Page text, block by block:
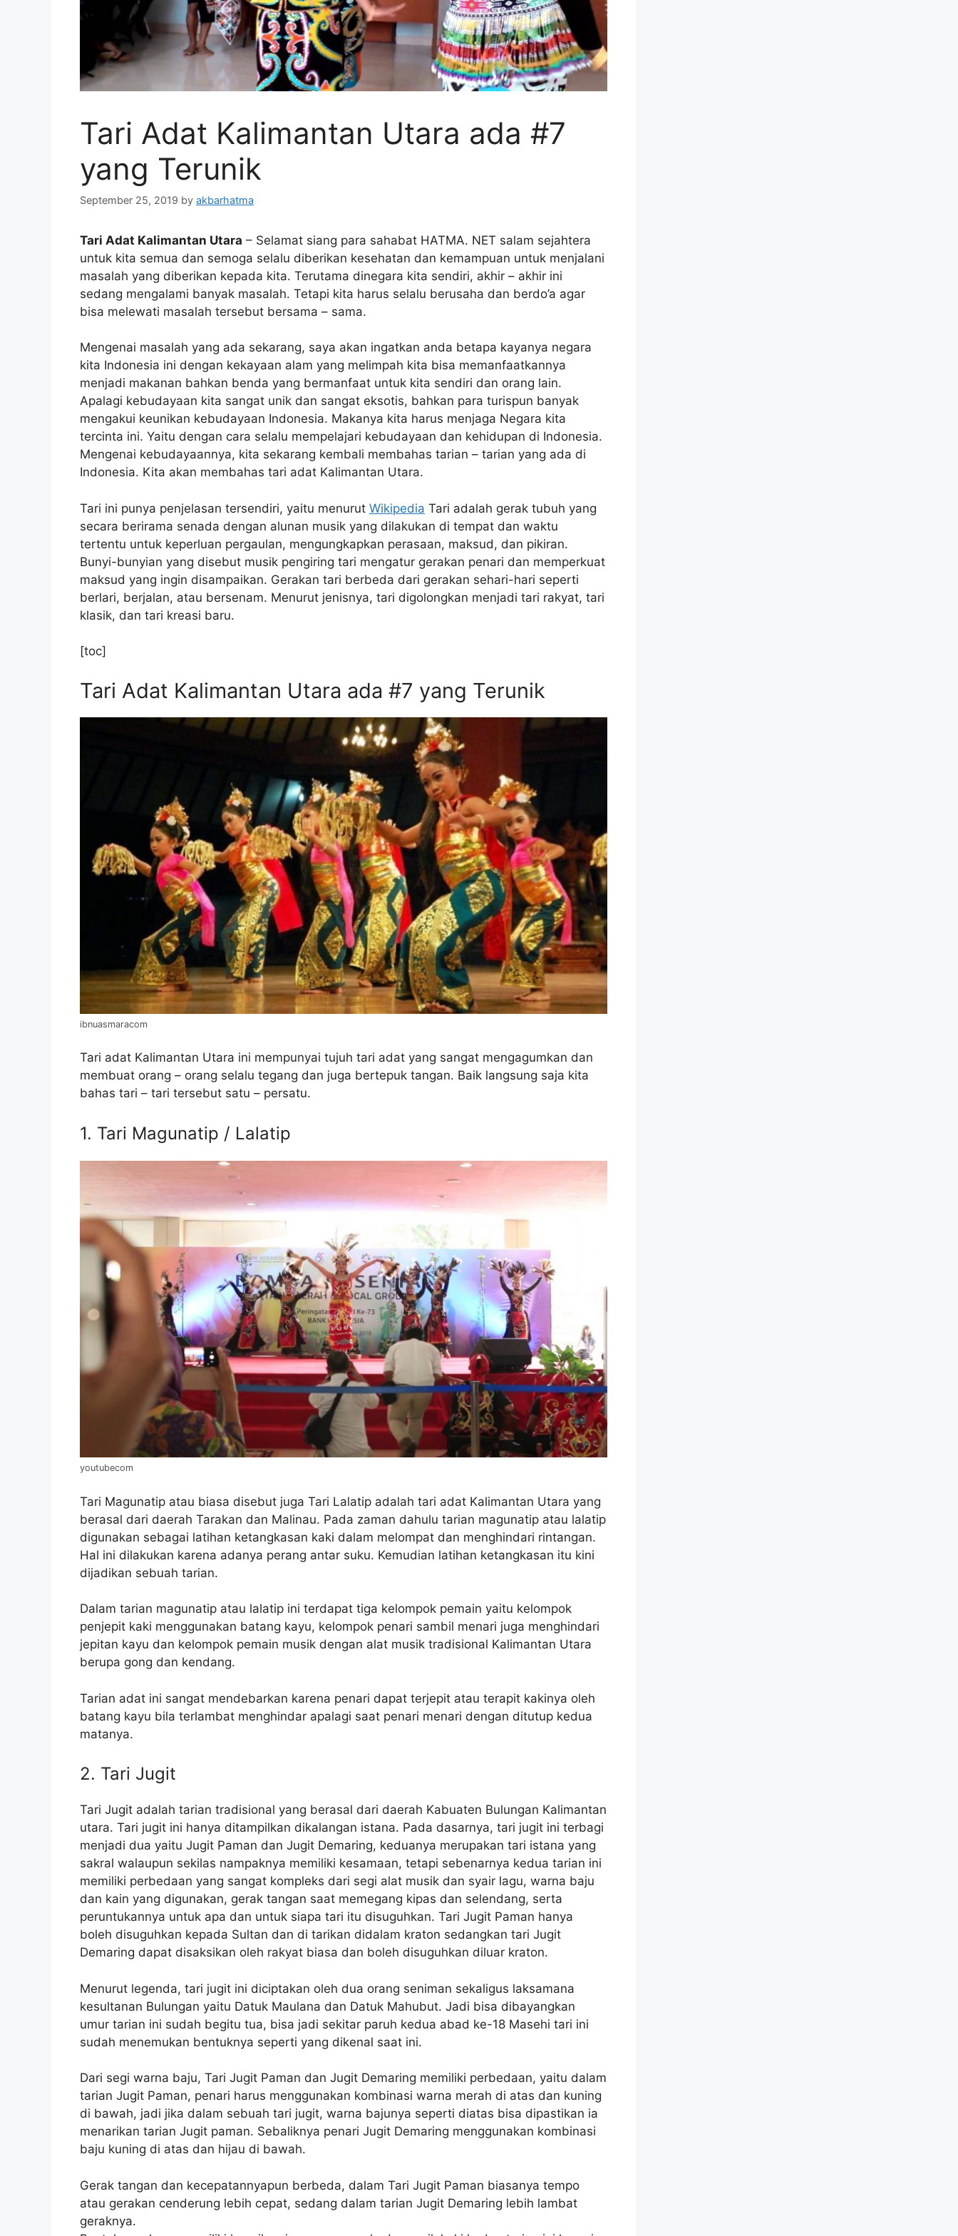
Tari Adat Kalimantan Utara ada #7
yang Terunik
September 25, 2019 by akbarhatma
Tari Adat Kalimantan Utara – Selamat siang para sahabat HATMA. NET salam sejahtera
untuk kita semua dan semoga selalu diberikan kesehatan dan kemampuan untuk menjalani
masalah yang diberikan kepada kita. Terutama dinegara kita sendiri, akhir – akhir ini
sedang mengalami banyak masalah. Tetapi kita harus selalu berusaha dan berdo’a agar
bisa melewati masalah tersebut bersama – sama.
Mengenai masalah yang ada sekarang, saya akan ingatkan anda betapa kayanya negara
kita Indonesia ini dengan kekayaan alam yang melimpah kita bisa memanfaatkannya
menjadi makanan bahkan benda yang bermanfaat untuk kita sendiri dan orang lain.
Apalagi kebudayaan kita sangat unik dan sangat eksotis, bahkan para turispun banyak
mengakui keunikan kebudayaan Indonesia. Makanya kita harus menjaga Negara kita
tercinta ini. Yaitu dengan cara selalu mempelajari kebudayaan dan kehidupan di Indonesia.
Mengenai kebudayaannya, kita sekarang kembali membahas tarian – tarian yang ada di
Indonesia. Kita akan membahas tari adat Kalimantan Utara.
Tari ini punya penjelasan tersendiri, yaitu menurut Wikipedia Tari adalah gerak tubuh yang
secara berirama senada dengan alunan musik yang dilakukan di tempat dan waktu
tertentu untuk keperluan pergaulan, mengungkapkan perasaan, maksud, dan pikiran.
Bunyi-bunyian yang disebut musik pengiring tari mengatur gerakan penari dan memperkuat
maksud yang ingin disampaikan. Gerakan tari berbeda dari gerakan sehari-hari seperti
berlari, berjalan, atau bersenam. Menurut jenisnya, tari digolongkan menjadi tari rakyat, tari
klasik, dan tari kreasi baru.
[toc]
Tari Adat Kalimantan Utara ada #7 yang Terunik
ibnuasmaracom
Tari adat Kalimantan Utara ini mempunyai tujuh tari adat yang sangat mengagumkan dan
membuat orang – orang selalu tegang dan juga bertepuk tangan. Baik langsung saja kita
bahas tari – tari tersebut satu – persatu.
1. Tari Magunatip / Lalatip
youtubecom
Tari Magunatip atau biasa disebut juga Tari Lalatip adalah tari adat Kalimantan Utara yang
berasal dari daerah Tarakan dan Malinau. Pada zaman dahulu tarian magunatip atau lalatip
digunakan sebagai latihan ketangkasan kaki dalam melompat dan menghindari rintangan.
Hal ini dilakukan karena adanya perang antar suku. Kemudian latihan ketangkasan itu kini
dijadikan sebuah tarian.
Dalam tarian magunatip atau lalatip ini terdapat tiga kelompok pemain yaitu kelompok
penjepit kaki menggunakan batang kayu, kelompok penari sambil menari juga menghindari
jepitan kayu dan kelompok pemain musik dengan alat musik tradisional Kalimantan Utara
berupa gong dan kendang.
Tarian adat ini sangat mendebarkan karena penari dapat terjepit atau terapit kakinya oleh
batang kayu bila terlambat menghindar apalagi saat penari menari dengan ditutup kedua
matanya.
2. Tari Jugit
Tari Jugit adalah tarian tradisional yang berasal dari daerah Kabuaten Bulungan Kalimantan
utara. Tari jugit ini hanya ditampilkan dikalangan istana. Pada dasarnya, tari jugit ini terbagi
menjadi dua yaitu Jugit Paman dan Jugit Demaring, keduanya merupakan tari istana yang
sakral walaupun sekilas nampaknya memiliki kesamaan, tetapi sebenarnya kedua tarian ini
memiliki perbedaan yang sangat kompleks dari segi alat musik dan syair lagu, warna baju
dan kain yang digunakan, gerak tangan saat memegang kipas dan selendang, serta
peruntukannya untuk apa dan untuk siapa tari itu disuguhkan. Tari Jugit Paman hanya
boleh disuguhkan kepada Sultan dan di tarikan didalam kraton sedangkan tari Jugit
Demaring dapat disaksikan oleh rakyat biasa dan boleh disuguhkan diluar kraton.
Menurut legenda, tari jugit ini diciptakan oleh dua orang seniman sekaligus laksamana
kesultanan Bulungan yaitu Datuk Maulana dan Datuk Mahubut. Jadi bisa dibayangkan
umur tarian ini sudah begitu tua, bisa jadi sekitar paruh kedua abad ke-18 Masehi tari ini
sudah menemukan bentuknya seperti yang dikenal saat ini.
Dari segi warna baju, Tari Jugit Paman dan Jugit Demaring memiliki perbedaan, yaitu dalam
tarian Jugit Paman, penari harus menggunakan kombinasi warna merah di atas dan kuning
di bawah, jadi jika dalam sebuah tari jugit, warna bajunya seperti diatas bisa dipastikan ia
menarikan tarian Jugit paman. Sebaliknya penari Jugit Demaring menggunakan kombinasi
baju kuning di atas dan hijau di bawah.
Gerak tangan dan kecepatannyapun berbeda, dalam Tari Jugit Paman biasanya tempo
atau gerakan cenderung lebih cepat, sedang dalam tarian Jugit Demaring lebih lambat
geraknya.